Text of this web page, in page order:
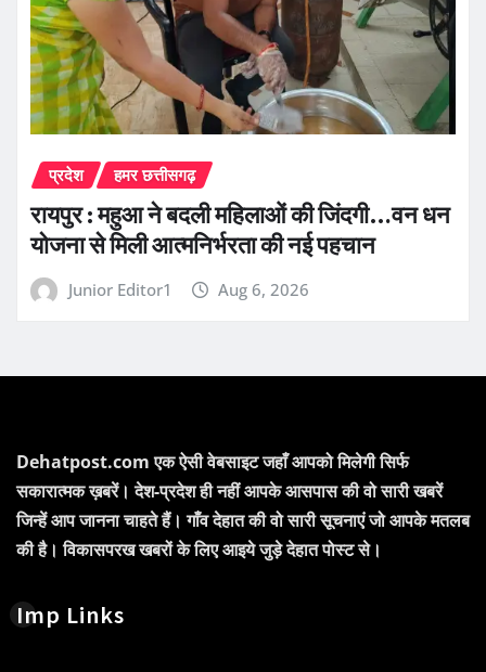
प्रदेश हमर छत्तीसगढ़
रायपुर : महुआ ने बदली महिलाओं की जिंदगी…वन धन
योजना से मिली आत्मनिर्भरता की नई पहचान
Junior Editor1 Aug 6, 2026
Dehatpost.com एक ऐसी वेबसाइट जहाँ आपको मिलेगी सिर्फ
सकारात्मक ख़बरें। देश-प्रदेश ही नहीं आपके आसपास की वो सारी खबरें
जिन्हें आप जानना चाहते हैं। गाँव देहात की वो सारी सूचनाएं जो आपके मतलब
की है। विकासपरख खबरों के लिए आइये जुड़े देहात पोस्ट से।
Imp Links